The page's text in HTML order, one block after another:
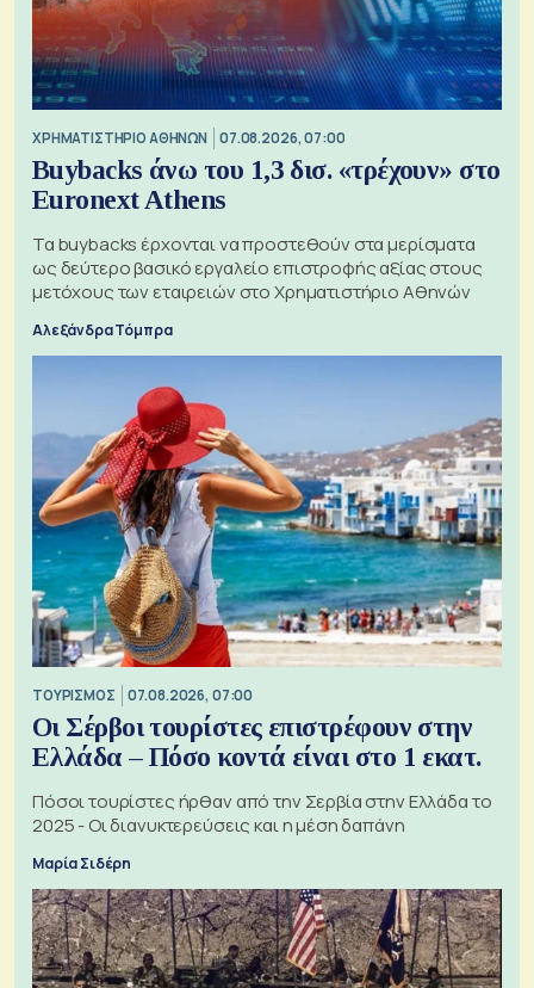
XΡΗΜΑΤΙΣΤΗΡΙΟ ΑΘΗΝΩΝ 07.08.2026, 07:00
Buybacks άνω του 1,3 δισ. «τρέχουν» στο
Euronext Athens
Τα buybacks έρχονται να προστεθούν στα μερίσματα
ως δεύτερο βασικό εργαλείο επιστροφής αξίας στους
μετόχους των εταιρειών στο Χρηματιστήριο Αθηνών
Αλεξάνδρα Τόμπρα
ΤΟΥΡΙΣΜΟΣ 07.08.2026, 07:00
Οι Σέρβοι τουρίστες επιστρέφουν στην
Ελλάδα – Πόσο κοντά είναι στο 1 εκατ.
Πόσοι τουρίστες ήρθαν από την Σερβία στην Ελλάδα το
2025 - Οι διανυκτερεύσεις και η μέση δαπάνη
Μαρία Σιδέρη